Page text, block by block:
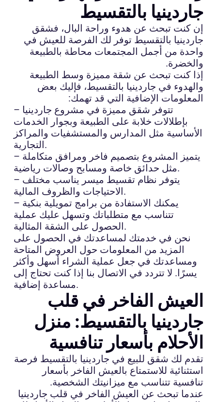
جاردينيا بالتقسيط
إن كنت تبحث عن هدوء وراحة البال، فشقق
جاردينيا بالتقسيط توفر لك الفرصة للعيش في
واحدة من أجمل المجتمعات محاطة بالطبيعة
والخضرة.
إذا كنت تبحث عن شقة مميزة وسط الطبيعة
والهدوء في جاردينيا بالتقسيط، فإليك بعض
المعلومات الإضافية التي قد تهمك:
– تتوفر شقق مميزة في مشروع جاردينيا
بإطلالات خلابة على الطبيعة وبجوار الخدمات
الأساسية مثل المدارس والمستشفيات والمراكز
التجارية.
– يتميز المشروع بتصميم فاخر ومرافق متكاملة
مثل حدائق خاصة ومسابح وصالات رياضية.
– يتوفر نظام تقسيط ميسر يناسب مختلف
الاحتياجات والظروف المالية.
– يمكنك الاستفادة من برامج تمويلية بنكية
تتناسب مع متطلباتك وتسهل عليك عملية
الحصول على الشقة المثالية.
نحن في خدمتك لمساعدتك في الحصول على
المزيد من المعلومات حول العروض المتاحة
ومساعدتك في جعل عملية الشراء أسهل وأكثر
يسرًا. لا تتردد في الاتصال بنا إذا كنت تحتاج إلى
مساعدة إضافية.
العيش الفاخر في قلب
جاردينيا بالتقسيط: منزل
الأحلام بأسعار تنافسية
تقدم لك شقق للبيع في جاردينيا بالتقسيط فرصة
استثنائية للاستمتاع بالعيش الفاخر بأسعار
تنافسية تتناسب مع ميزانيتك الشخصية.
عندما تبحث عن العيش الفاخر في قلب جاردينيا